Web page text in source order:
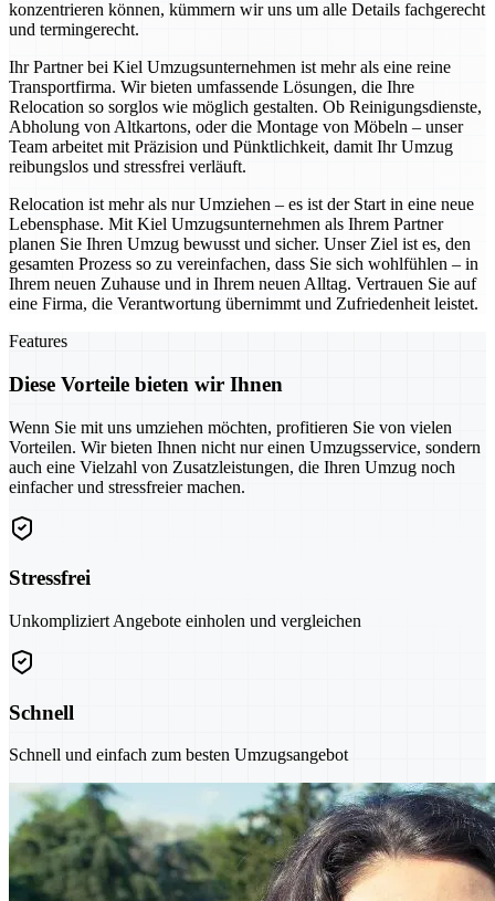
konzentrieren können, kümmern wir uns um alle Details fachgerecht
und termingerecht.
Ihr Partner bei Kiel Umzugsunternehmen ist mehr als eine reine
Transportfirma. Wir bieten umfassende Lösungen, die Ihre
Relocation so sorglos wie möglich gestalten. Ob Reinigungsdienste,
Abholung von Altkartons, oder die Montage von Möbeln – unser
Team arbeitet mit Präzision und Pünktlichkeit, damit Ihr Umzug
reibungslos und stressfrei verläuft.
Relocation ist mehr als nur Umziehen – es ist der Start in eine neue
Lebensphase. Mit Kiel Umzugsunternehmen als Ihrem Partner
planen Sie Ihren Umzug bewusst und sicher. Unser Ziel ist es, den
gesamten Prozess so zu vereinfachen, dass Sie sich wohlfühlen – in
Ihrem neuen Zuhause und in Ihrem neuen Alltag. Vertrauen Sie auf
eine Firma, die Verantwortung übernimmt und Zufriedenheit leistet.
Features
Diese Vorteile bieten wir Ihnen
Wenn Sie mit uns umziehen möchten, profitieren Sie von vielen
Vorteilen. Wir bieten Ihnen nicht nur einen Umzugsservice, sondern
auch eine Vielzahl von Zusatzleistungen, die Ihren Umzug noch
einfacher und stressfreier machen.
Stressfrei
Unkompliziert Angebote einholen und vergleichen
Schnell
Schnell und einfach zum besten Umzugsangebot